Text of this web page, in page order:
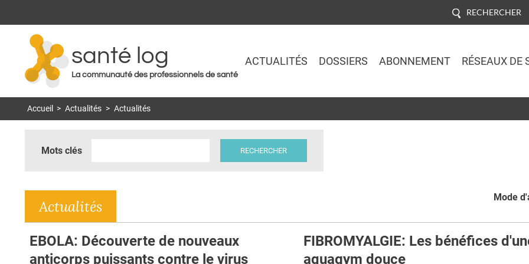
RECHERCHER
santé log
La communauté des professionnels de santé
ACTUALITÉS DOSSIERS ABONNEMENT RÉSEAUX DE
Accueil > Actualités > Actualités
Mots clés
Mode
Actualités
EBOLA: Découverte de nouveaux
anticorps puissants contre le virus
FIBROMYALGIE: Les bénéfices
aquagym douce